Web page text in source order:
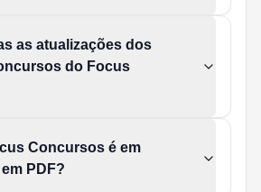
as atualizações dos
do Focus
Concursos é em
PDF?